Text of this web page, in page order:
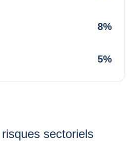
8%
5%
sectoriels